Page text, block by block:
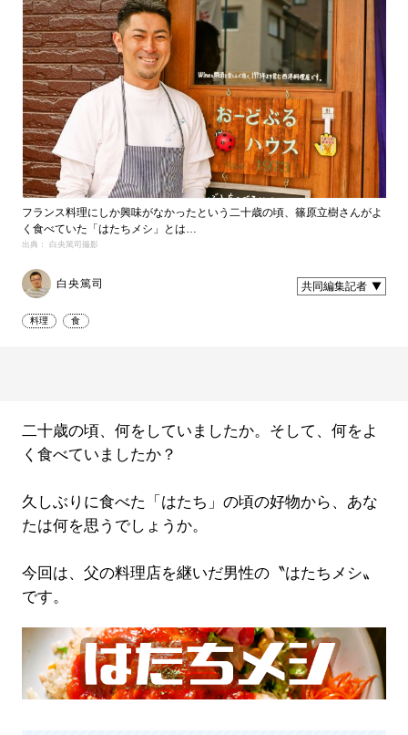
フランス料理にしか興味がなかったという二十歳の頃、篠原立樹さんがよ
く食べていた「はたちメシ」とは…
出典： 白央篤司撮影
白央篤司 共同編集記者
料理 食
二十歳の頃、何をしていましたか。そして、何をよ
く食べていましたか？
久しぶりに食べた「はたち」の頃の好物から、あな
たは何を思うでしょうか。
今回は、父の料理店を継いだ男性の〝はたちメシ〟
です。